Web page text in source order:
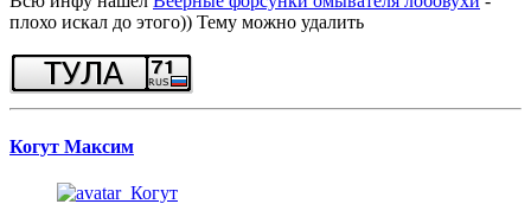
плохо искал до этого)) Тему можно удалить
Когут Максим